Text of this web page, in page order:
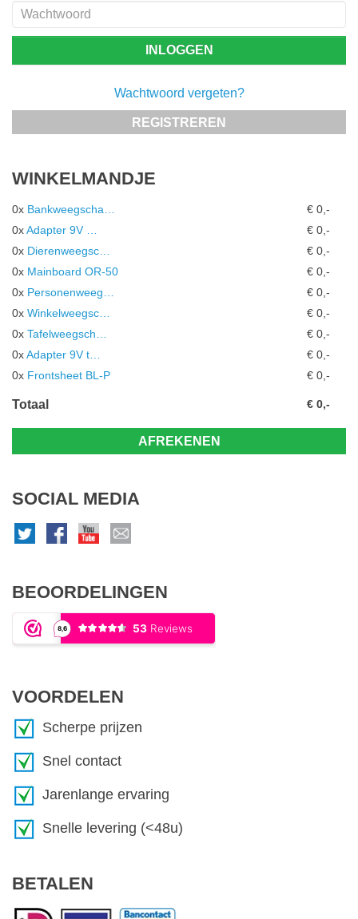
Wachtwoord vergeten?
REGISTREREN
WINKELMANDJE
€ 0,-
0x Bankweegscha…
€ 0,-
0xAdapter 9V …
€ 0,-
0x Dierenweegsc…
€ 0,-
0x Mainboard OR-50
€ 0,-
0x Personenweeg…
€ 0,-
0x Winkelweegsc…
€ 0,-
0x Tafelweegsch…
€ 0,-
0xAdapter 9V t…
€ 0,-
0x Frontsheet BL-P
€ 0,-
Totaal
AFREKENEN
SOCIAL MEDIA
BEOORDELINGEN
VOORDELEN
Scherpe prijzen
Snel contact
Jarenlange ervaring
Snelle levering (<48u)
BETALEN